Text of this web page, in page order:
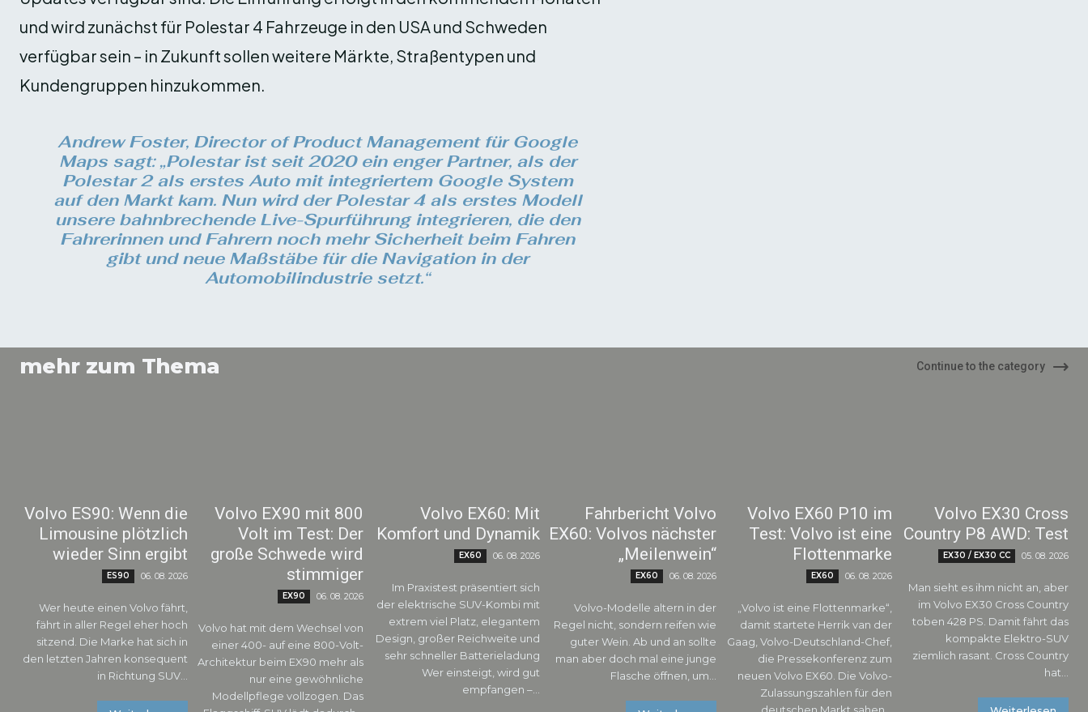
und wird zunächst für Polestar 4 Fahrzeuge in den USA und Schweden
verfügbar sein – in Zukunft sollen weitere Märkte, Straßentypen und
Kundengruppen hinzukommen.
Andrew Foster, Director of Product Management für Google
Maps sagt: „Polestar ist seit 2020 ein enger Partner, als der
Polestar 2 als erstes Auto mit integriertem Google System
auf den Markt kam. Nun wird der Polestar 4 als erstes Modell
unsere bahnbrechende Live-Spurführung integrieren, die den
Fahrerinnen und Fahrern noch mehr Sicherheit beim Fahren
gibt und neue Maßstäbe für die Navigation in der
Automobilindustrie setzt.“
mehr zum Thema Continue to the category
Volvo ES90: Wenn die
Limousine plötzlich
wieder Sinn ergibt
ES90 06. 08. 2026
Wer heute einen Volvo fährt,
fährt in aller Regel eher hoch
sitzend. Die Marke hat sich in
den letzten Jahren konsequent
in Richtung SUV...
Volvo EX90 mit 800
Volt im Test: Der
große Schwede wird
stimmiger
EX90 06. 08. 2026
Volvo hat mit dem Wechsel von
einer 400- auf eine 800-Volt-
Architektur beim EX90 mehr als
nur eine gewöhnliche
Modellpflege vollzogen. Das
Volvo EX60: Mit
Komfort und Dynamik
EX60 06. 08. 2026
Im Praxistest präsentiert sich
der elektrische SUV-Kombi mit
extrem viel Platz, elegantem
Design, großer Reichweite und
sehr schneller Batterieladung
Wer einsteigt, wird gut
empfangen –...
Fahrbericht Volvo
EX60: Volvos nächster
„Meilenwein“
EX60 06. 08. 2026
Volvo-Modelle altern in der
Regel nicht, sondern reifen wie
guter Wein. Ab und an sollte
man aber doch mal eine junge
Flasche öffnen, um...
Volvo EX60 P10 im
Test: Volvo ist eine
Flottenmarke
EX60 06. 08. 2026
„Volvo ist eine Flottenmarke“,
damit startete Herrik van der
Gaag, Volvo-Deutschland-Chef,
die Pressekonferenz zum
neuen Volvo EX60. Die Volvo-
Zulassungszahlen für den
Volvo EX30 Cross
Country P8 AWD: Test
EX30 / EX30 CC 05. 08. 2026
Man sieht es ihm nicht an, aber
im Volvo EX30 Cross Country
toben 428 PS. Damit fährt das
kompakte Elektro-SUV
ziemlich rasant. Cross Country
hat...